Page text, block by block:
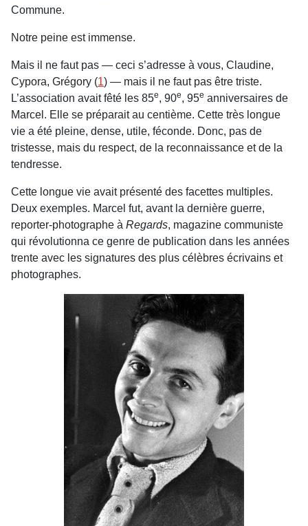
Commune.
Notre peine est immense.
Mais il ne faut pas — ceci s’adresse à vous, Claudine,
Cypora, Grégory (1) — mais il ne faut pas être triste.
L’association avait fêté les 85e, 90e, 95e anniversaires de
Marcel. Elle se préparait au centième. Cette très longue
vie a été pleine, dense, utile, féconde. Donc, pas de
tristesse, mais du respect, de la reconnaissance et de la
tendresse.
Cette longue vie avait présenté des facettes multiples.
Deux exemples. Marcel fut, avant la dernière guerre,
reporter-photographe à Regards, magazine communiste
qui révolutionna ce genre de publication dans les années
trente avec les signatures des plus célèbres écrivains et
photographes.